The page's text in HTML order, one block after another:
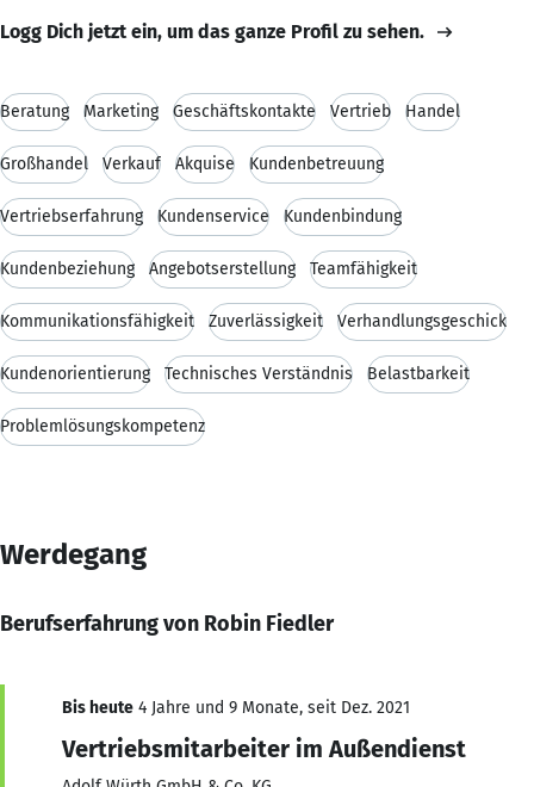
Logg Dich jetzt ein, um das ganze Profil zu sehen.
Beratung Marketing Geschäftskontakte Vertrieb Handel
Großhandel Verkauf Akquise Kundenbetreuung
Vertriebserfahrung Kundenservice Kundenbindung
Kundenbeziehung Angebotserstellung Teamfähigkeit
Kommunikationsfähigkeit Zuverlässigkeit Verhandlungsgeschick
Kundenorientierung Technisches Verständnis Belastbarkeit
Problemlösungskompetenz
Werdegang
Berufserfahrung von Robin Fiedler
Bis heute 4 Jahre und 9 Monate, seit Dez. 2021
Vertriebsmitarbeiter im Außendienst